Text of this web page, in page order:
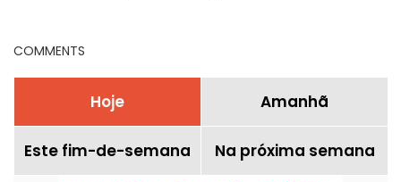
COMMENTS
Hoje Amanhã
Este fim-de-semana Na próxima semana